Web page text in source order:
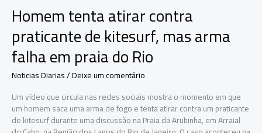
Homem tenta atirar contra
praticante de kitesurf, mas arma
falha em praia do Rio
Noticias Diarias/Deixe um comentário
Um vídeo que circula nas redes sociais mostra o momento em que
um homem saca uma arma de fogo e tenta atirar contra um praticante
de kitesurf durante uma discussão na Praia da Arubinha, em Arraial